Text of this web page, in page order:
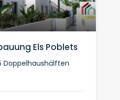
Els Poblets
Doppelhaushälften